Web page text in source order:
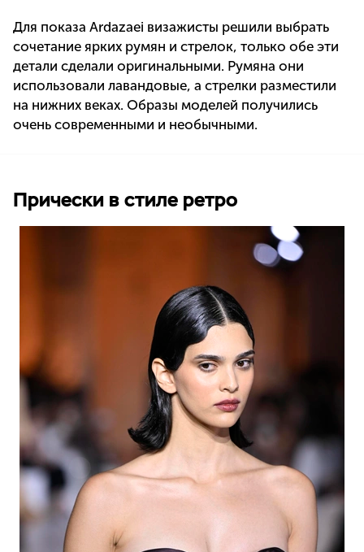
Для показа Ardazaei визажисты решили выбрать
сочетание ярких румян и стрелок, только обе эти
детали сделали оригинальными. Румяна они
использовали лавандовые, а стрелки разместили
на нижних веках. Образы моделей получились
очень современными и необычными.
Прически в стиле ретро